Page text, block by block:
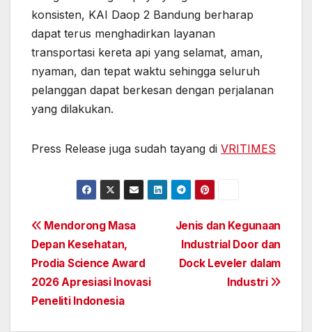
konsisten, KAI Daop 2 Bandung berharap
dapat terus menghadirkan layanan
transportasi kereta api yang selamat, aman,
nyaman, dan tepat waktu sehingga seluruh
pelanggan dapat berkesan dengan perjalanan
yang dilakukan.
Press Release juga sudah tayang di VRITIMES
Post
navigation
Jenis dan Kegunaan
Industrial Door dan
Dock Leveler dalam
Industri
Mendorong Masa
Depan Kesehatan,
Prodia Science Award
2026 Apresiasi Inovasi
Peneliti Indonesia